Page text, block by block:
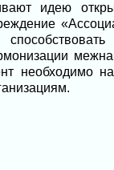
идею
необходимо